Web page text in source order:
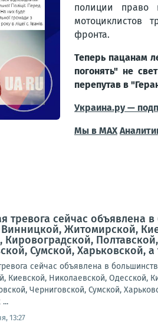
полиции право
мотоциклистов
фронта.
Теперь пацанам
погонять" не
перепутав в
Украина.ру —
Мы в MAX
тревога сейчас объявлена
Житомирской,
Кировоградской,
Сумской, Харьковской, а
сейчас объявлена в
Киевской, Николаевской, Одесской,
Черниговской, Сумской,
...
13:27